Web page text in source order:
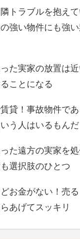
トラブルを抱えて
強い物件にも強
た実家の放置は
ことになる
貸！事故物件で
う人はいるもんだ
た遠方の実家を
選択肢のひとつ
お金がない！売
あげてスッキリ